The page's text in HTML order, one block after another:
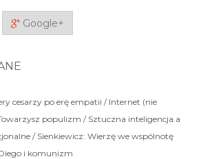
Google+
cesarzy po erę empatii / Internet (nie
populizm / Sztuczna inteligencja a
/ Sienkiewicz: Wierzę we wspólnotę
i komunizm